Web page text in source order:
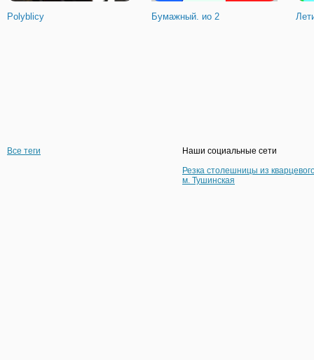
Polyblicy Бумажный. ио 2
Все теги
Наши социальные сети
Резка столешницы из
м. Тушинская